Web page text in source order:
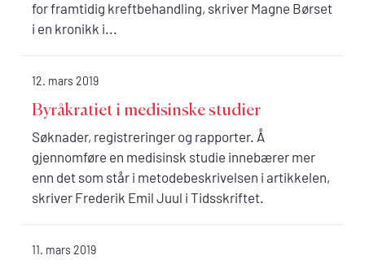
for framtidig kreftbehandling, skriver Magne Børset
i en kronikk i...
12. mars 2019
Byråkratiet i medisinske studier
Søknader, registreringer og rapporter. Å
gjennomføre en medisinsk studie innebærer mer
enn det som står i metodebeskrivelsen i artikkelen,
skriver Frederik Emil Juul i Tidsskriftet.
11. mars 2019